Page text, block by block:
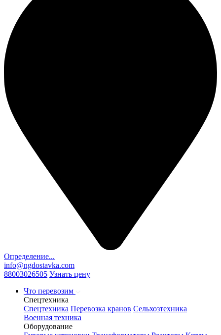
Определение...
info@ngdostavka.com
88003026505 Узнать цену
Что перевозим
Спецтехника
Спецтехника Перевозка кранов Сельхозтехника
Военная техника
Оборудование